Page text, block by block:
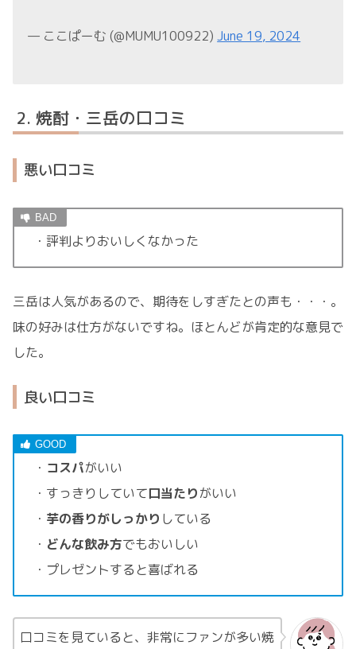
— ここぱーむ (@MUMU100922)June 19, 2024
焼酎・三岳の口コミ
悪い口コミ
・評判よりおいしくなかった
三岳は人気があるので、期待をしすぎたとの声も・・・。
味の好みは仕方がないですね。ほとんどが肯定的な意見で
した。
良い口コミ
・ コスパがいい
・すっきりしていて口当たりがいい
・ 芋の香りがしっかり している
・ どんな飲み方でもおいしい
・プレゼントすると喜ばれる
口コミを見ていると、非常にファンが多い焼